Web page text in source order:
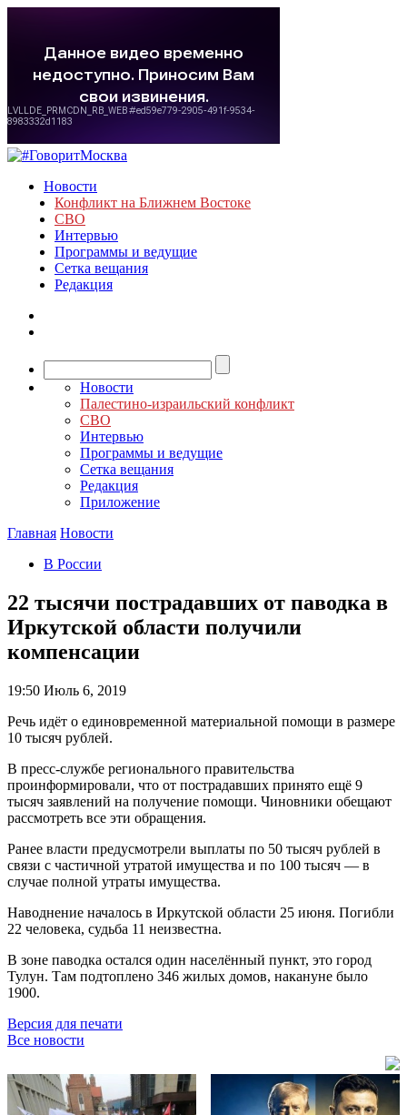
Новости
Конфликт на Ближнем Востоке
СВО
Интервью
Программы и ведущие
Сетка вещания
Редакция
Новости
Палестино-израильский конфликт
СВО
Интервью
Программы и ведущие
Сетка вещания
Редакция
Приложение
Главная Новости
В России
22 тысячи пострадавших от паводка в
Иркутской области получили
компенсации
19:50 Июль 6, 2019
Речь идёт о единовременной материальной помощи в размере
10 тысяч рублей.
В пресс-службе регионального правительства
проинформировали, что от пострадавших принято ещё 9
тысяч заявлений на получение помощи. Чиновники обещают
рассмотреть все эти обращения.
Ранее власти предусмотрели выплаты по 50 тысяч рублей в
связи с частичной утратой имущества и по 100 тысяч — в
случае полной утраты имущества.
Наводнение началось в Иркутской области 25 июня. Погибли
22 человека, судьба 11 неизвестна.
В зоне паводка остался один населённый пункт, это город
Тулун. Там подтоплено 346 жилых домов, накануне было
1900.
Версия для печати
Все новости